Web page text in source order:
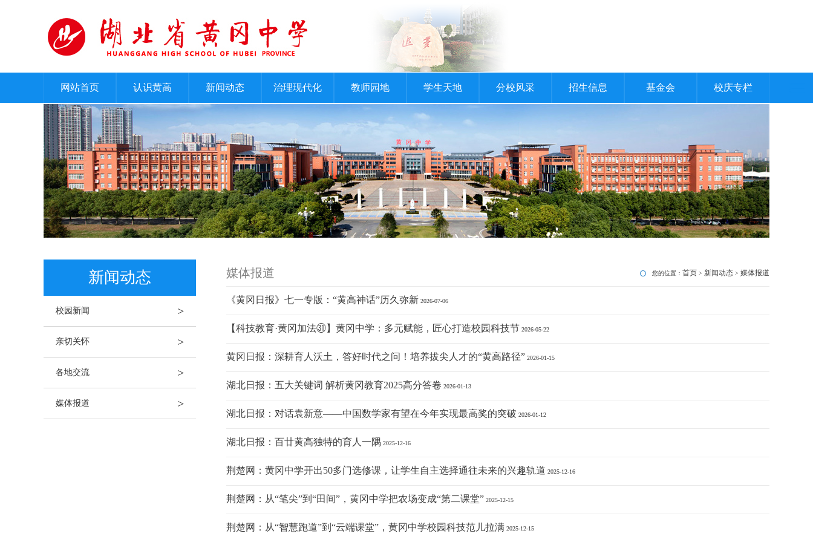
网站首页 认识黄高 新闻动态 治理现代化 教师园地 学生天地 分校风采 招生信息 基金会 校庆专栏
新闻动态
校园新闻 >
亲切关怀 >
各地交流 >
媒体报道 >
媒体报道 您的位置： 首页 > 新闻动态 > 媒体报道
《黄冈日报》七一专版：“黄高神话”历久弥新 2026-07-06
【科技教育·黄冈加法㉛】黄冈中学：多元赋能，匠心打造校园科技节 2026-05-22
黄冈日报：深耕育人沃土，答好时代之问！培养拔尖人才的“黄高路径” 2026-01-15
湖北日报：五大关键词 解析黄冈教育2025高分答卷 2026-01-13
湖北日报：对话袁新意——中国数学家有望在今年实现最高奖的突破 2026-01-12
湖北日报：百廿黄高独特的育人一隅 2025-12-16
荆楚网：黄冈中学开出50多门选修课，让学生自主选择通往未来的兴趣轨道 2025-12-16
荆楚网：从“笔尖”到“田间”，黄冈中学把农场变成“第二课堂” 2025-12-15
荆楚网：从“智慧跑道”到“云端课堂”，黄冈中学校园科技范儿拉满 2025-12-15